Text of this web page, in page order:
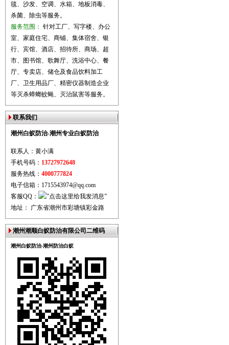
毯、沙发、空调、水箱、地板消毒、
杀菌、除虫等服务。
服务范围： 针对工厂、写字楼、办公
室、家庭住宅、商铺、集体宿舍、银
行、宾馆、酒店、招待所、商场、超
市、图书馆、歌舞厅、洗浴中心、餐
厅、专卖店、储仓及食品饮料加工
厂、卫生用品厂、精密仪器制造企业
等灭杀蟑螂蚊蝇、灭治鼠害等服务。
联系我们
潮州白蚁防治-潮州专业白蚁防治
联系人：黄小满
手机号码： 13727972648
服务热线： 4000777824
电子信箱：1715543974@qq.com
客服QQ：
地址： 广东省潮州市彩塘镇彩金路
潮州潮顺白蚁防治有限公司二维码
潮州白蚁防治-潮州防治白蚁